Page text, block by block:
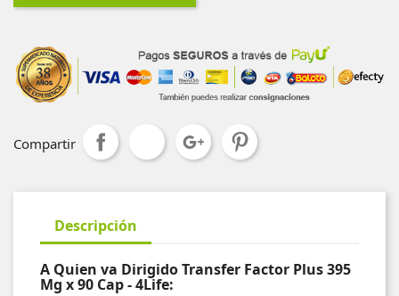
Compartir
Descripción
A Quien va Dirigido Transfer Factor Plus 395
Mg x 90 Cap - 4Life: